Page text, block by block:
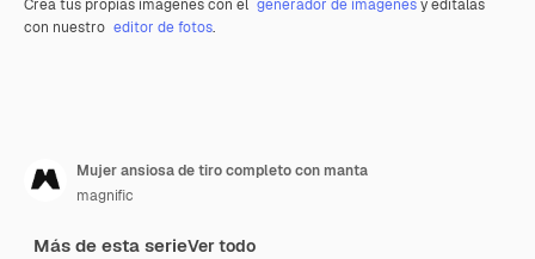
Crea tus propias imágenes con el generador de imágenesy edítalas
con nuestro editor de fotos.
Mujer ansiosa de tiro completo con manta
magnific
Más de esta serieVer todo